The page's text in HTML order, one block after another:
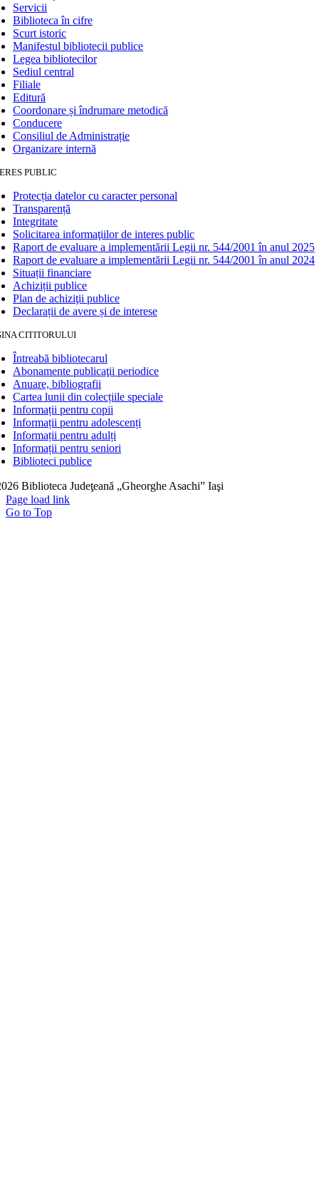
Servicii
Biblioteca în cifre
Scurt istoric
Manifestul bibliotecii publice
Legea bibliotecilor
Sediul central
Filiale
Editură
Coordonare și îndrumare metodică
Conducere
Consiliul de Administrație
Organizare internă
PUBLIC
Protecția datelor cu caracter personal
Transparență
Integritate
Solicitarea informaţiilor de interes public
Raport de evaluare a implementării Legii nr. 544/2001 în anul 2025
Raport de evaluare a implementării Legii nr. 544/2001 în anul 2024
Situații financiare
Achiziții publice
Plan de achiziţii publice
Declarații de avere și de interese
CITITORULUI
Întreabă bibliotecarul
Abonamente publicaţii periodice
Anuare, bibliografii
Cartea lunii din colecțiile speciale
Informații pentru copii
Informații pentru adolescenți
Informații pentru adulți
Informații pentru seniori
Biblioteci publice
Biblioteca Judeţeană „Gheorghe Asachi” Iaşi
Page load link
Go to Top